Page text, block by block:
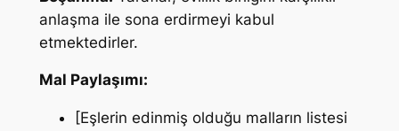
anlaşma ile sona erdirmeyi kabul
etmektedirler.
Mal Paylaşımı:
[Eşlerin edinmiş olduğu malların listesi